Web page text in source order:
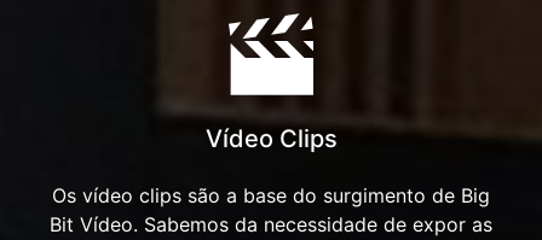
Vídeo Clips
Os vídeo clips são a base do surgimento de Big
Bit Vídeo. Sabemos da necessidade de expor as